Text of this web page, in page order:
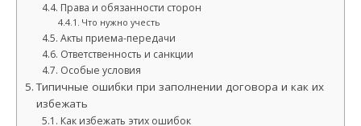
Права и обязанности сторон
Что нужно учесть
Акты приема-передачи
Ответственность и санкции
Особые условия
Типичные ошибки при заполнении договора и как их
избежать
Как избежать этих ошибок